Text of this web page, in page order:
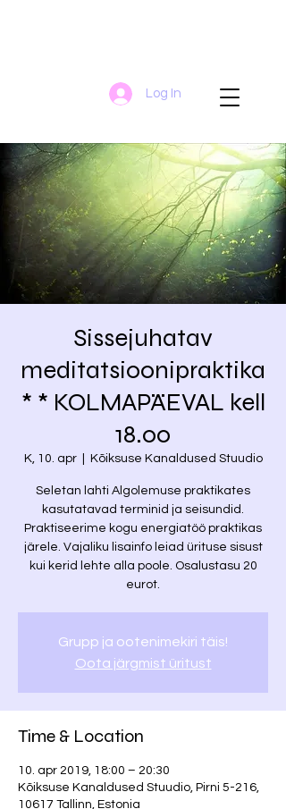
Log In
Sissejuhatav
meditatsioonipraktika
* * KOLMAPÄEVAL kell
18.00
K, 10. apr
  |
Kõiksuse Kanaldused Stuudio
Seletan lahti Algolemuse praktikates
kasutatavad terminid ja seisundid.
Praktiseerime kogu energiatöö praktikas
järele. Vajaliku lisainfo leiad ürituse sisust
kui kerid lehte alla poole. Osalustasu 20
eurot.
Grupp ja ootenimekiri täis!
Oota järgmist üritust
Time & Location
10. apr 2019, 18:00 – 20:30
Kõiksuse Kanaldused Stuudio, Pirni 5-216,
10617 Tallinn, Estonia